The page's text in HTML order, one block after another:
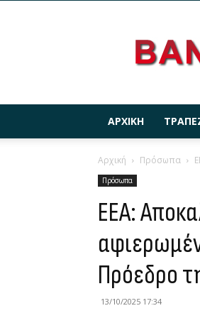
ΑΡΧΙΚΉ
Αρχική Πρόσωπα
Πρόσωπα
ΕΕΑ:
Πρόεδρο
13/10/2025 17:34